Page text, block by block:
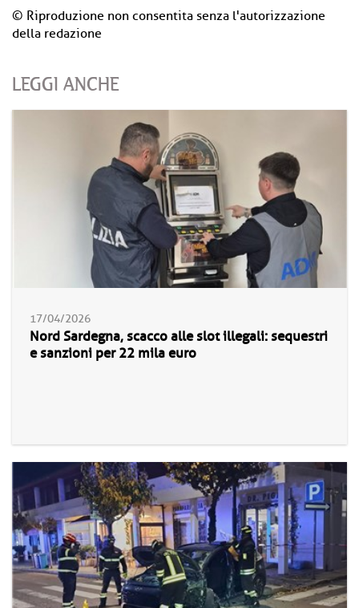
© Riproduzione non consentita senza l'autorizzazione
della redazione
LEGGI ANCHE
17/04/2026
Nord Sardegna, scacco alle slot illegali: sequestri
e sanzioni per 22 mila euro